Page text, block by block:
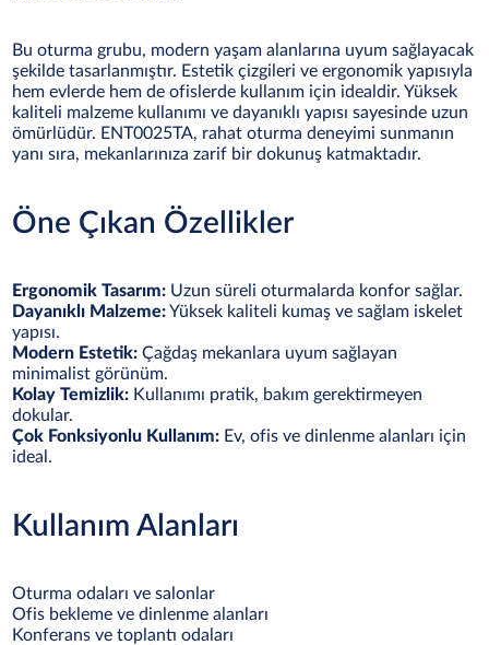
Bu oturma grubu, modern yaşam alanlarına uyum sağlayacak
şekilde tasarlanmıştır. Estetik çizgileri ve ergonomik yapısıyla
hem evlerde hem de ofislerde kullanım için idealdir. Yüksek
kaliteli malzeme kullanımı ve dayanıklı yapısı sayesinde uzun
ömürlüdür. ENT0025TA, rahat oturma deneyimi sunmanın
yanı sıra, mekanlarınıza zarif bir dokunuş katmaktadır.
Öne Çıkan Özellikler
Ergonomik Tasarım: Uzun süreli oturmalarda konfor sağlar.
Dayanıklı Malzeme:Yüksek kaliteli kumaş ve sağlam iskelet
yapısı.
Modern Estetik: Çağdaş mekanlara uyum sağlayan
minimalist görünüm.
Kolay Temizlik: Kullanımı pratik, bakım gerektirmeyen
dokular.
Çok Fonksiyonlu Kullanım: Ev, ofis ve dinlenme alanları için
ideal.
Kullanım Alanları
Oturma odaları ve salonlar
Ofis bekleme ve dinlenme alanları
Konferans ve toplantı odaları